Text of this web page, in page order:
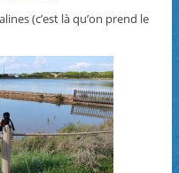
(c’est là qu’on prend le